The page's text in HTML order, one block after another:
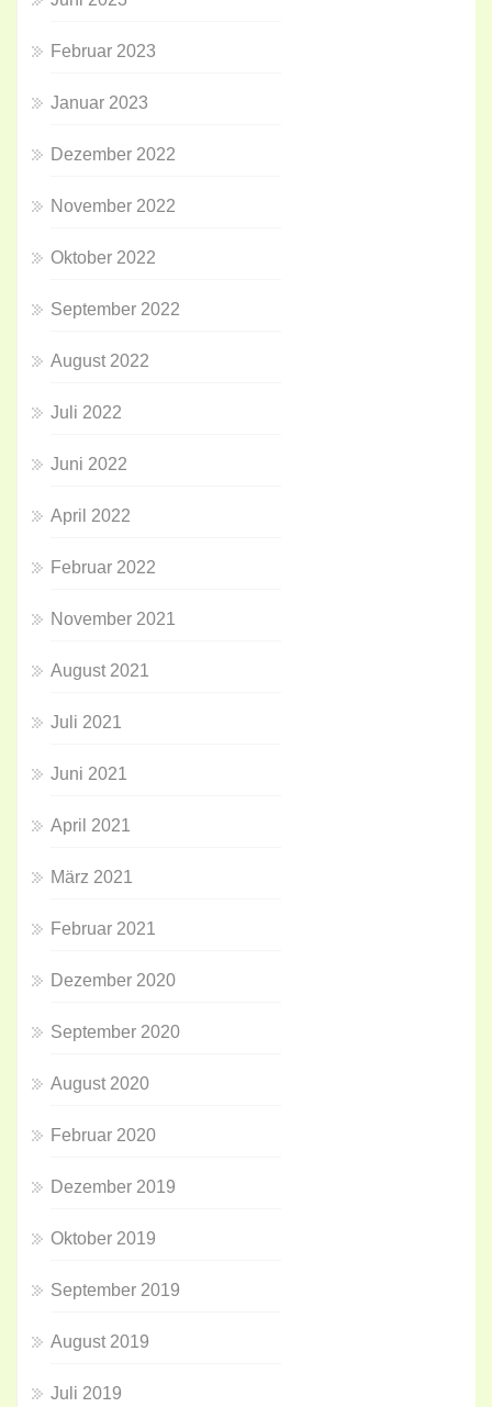
Februar 2023
Januar 2023
Dezember 2022
November 2022
Oktober 2022
September 2022
August 2022
Juli 2022
Juni 2022
April 2022
Februar 2022
November 2021
August 2021
Juli 2021
Juni 2021
April 2021
März 2021
Februar 2021
Dezember 2020
September 2020
August 2020
Februar 2020
Dezember 2019
Oktober 2019
September 2019
August 2019
Juli 2019